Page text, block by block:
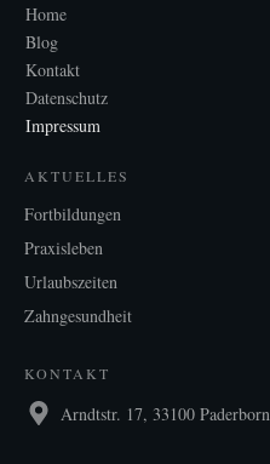
Home
Blog
Kontakt
Datenschutz
Impressum
AKTUELLES
Fortbildungen
Praxisleben
Urlaubszeiten
Zahngesundheit
KONTAKT
Arndtstr. 17, 33100 Paderborn